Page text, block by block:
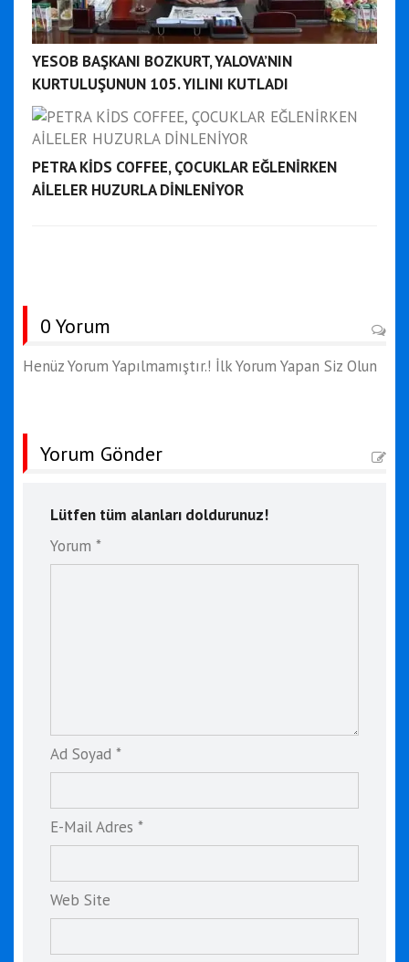
YESOB BAŞKANI BOZKURT, YALOVA’NIN
KURTULUŞUNUN 105. YILINI KUTLADI
PETRA KİDS COFFEE, ÇOCUKLAR EĞLENİRKEN
AİLELER HUZURLA DİNLENİYOR
0 Yorum
Henüz Yorum Yapılmamıştır.! İlk Yorum Yapan Siz Olun
Yorum Gönder
Lütfen tüm alanları doldurunuz!
Yorum *
Ad Soyad *
E-Mail Adres *
Web Site